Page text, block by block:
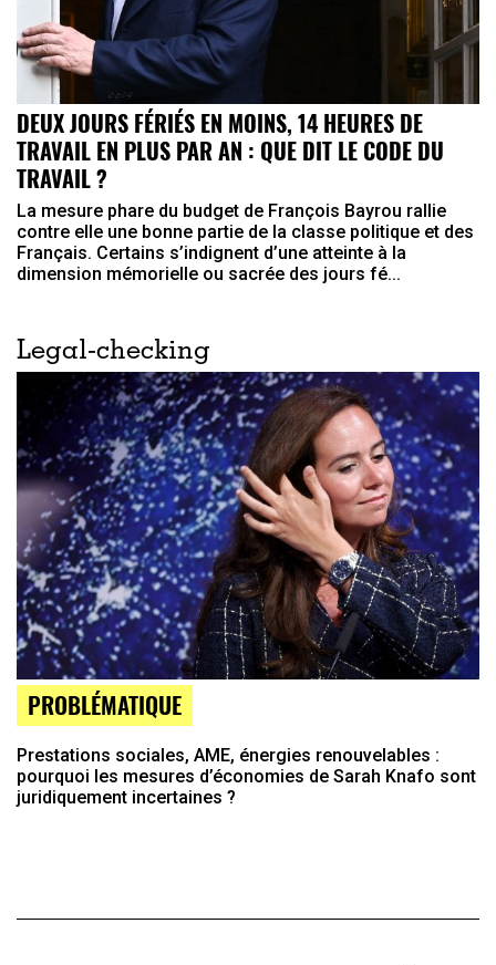
DEUX JOURS FÉRIÉS EN MOINS, 14 HEURES DE
TRAVAIL EN PLUS PAR AN : QUE DIT LE CODE DU
TRAVAIL ?
La mesure phare du budget de François Bayrou rallie
contre elle une bonne partie de la classe politique et des
Français. Certains s’indignent d’une atteinte à la
dimension mémorielle ou sacrée des jours fé...
Legal-checking
PROBLÉMATIQUE
Prestations sociales, AME, énergies renouvelables :
pourquoi les mesures d’économies de Sarah Knafo sont
juridiquement incertaines ?